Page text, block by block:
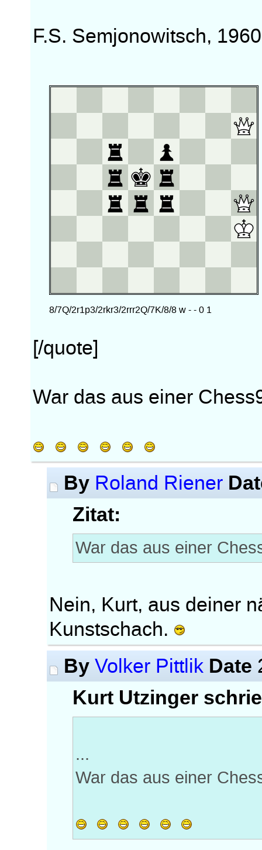
F.S. Semjonowitsch,
[/quote]
War das aus einer
By Roland Riener
Zitat:
War das aus einer
Nein, Kurt, aus deiner
Kunstschach.
By Volker Pittlik Date
Kurt Utzinger
...
War das aus einer